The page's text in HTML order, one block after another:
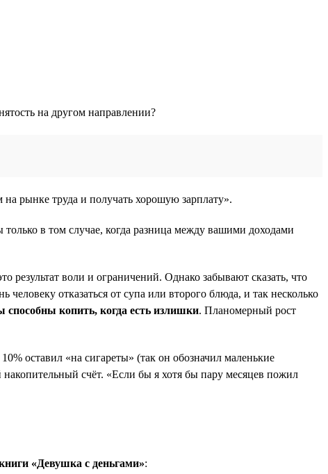
на другом направлении?
рынке труда и получать хорошую зарплату».
в том случае, когда разница между вашими доходами
результат воли и ограничений. Однако забывают сказать, что
отказаться от супа или второго блюда, и так несколько
способны копить, когда есть излишки. Планомерный рост
оставил «на сигареты» (так он обозначил маленькие
счёт. «Если бы я хотя бы пару месяцев пожил
«Девушка с деньгами»: